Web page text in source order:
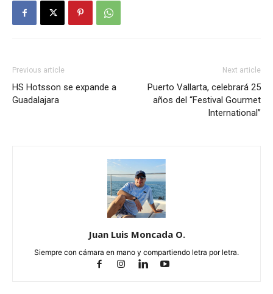
Previous article
HS Hotsson se expande a
Guadalajara
Next article
Puerto Vallarta, celebrará 25
años del “Festival Gourmet
International”
Juan Luis Moncada O.
Siempre con cámara en mano y compartiendo letra por letra.